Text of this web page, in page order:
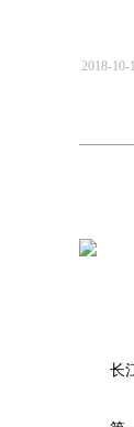
2018-
长江